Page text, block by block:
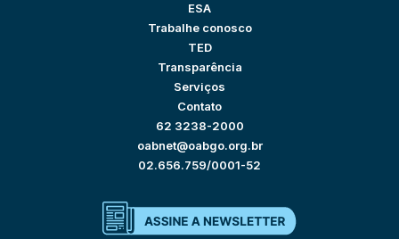
ESA
Trabalhe conosco
TED
Transparência
Serviços
Contato
62 3238-2000
oabnet@oabgo.org.br
02.656.759/0001-52